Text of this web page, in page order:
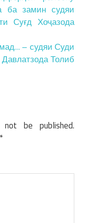
ба замин судяи
Суғд Хоҷазода
– судяи Суди
Толиб
be published.
*